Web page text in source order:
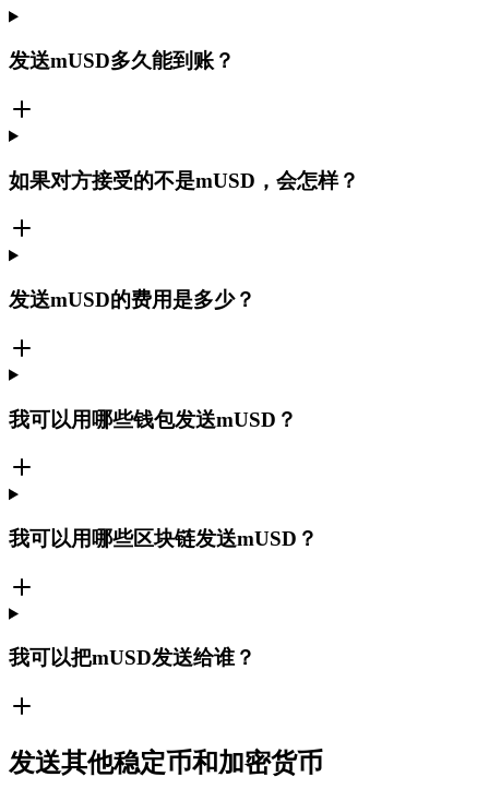
发送mUSD多久能到账？
如果对方接受的不是mUSD，会怎样？
发送mUSD的费用是多少？
我可以用哪些钱包发送mUSD？
我可以用哪些区块链发送mUSD？
我可以把mUSD发送给谁？
发送其他稳定币和加密货币